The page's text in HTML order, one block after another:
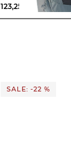
123,25 €
165,00 €
SALE: -22 %